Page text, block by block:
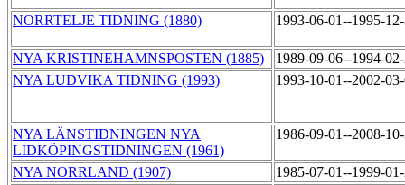
NORRTELJE TIDNING (1880) 1993-06-01--1995-
NYA KRISTINEHAMNSPOSTEN (1885)
1989-09-06--1994-
NYA LUDVIKA TIDNING (1993)
1993-10-01--2002-
NYA LÄNSTIDNINGEN NYA
LIDKÖPINGSTIDNINGEN (1961)
1986-09-01--2008-
NYA NORRLAND (1907)
1985-07-01--1999-